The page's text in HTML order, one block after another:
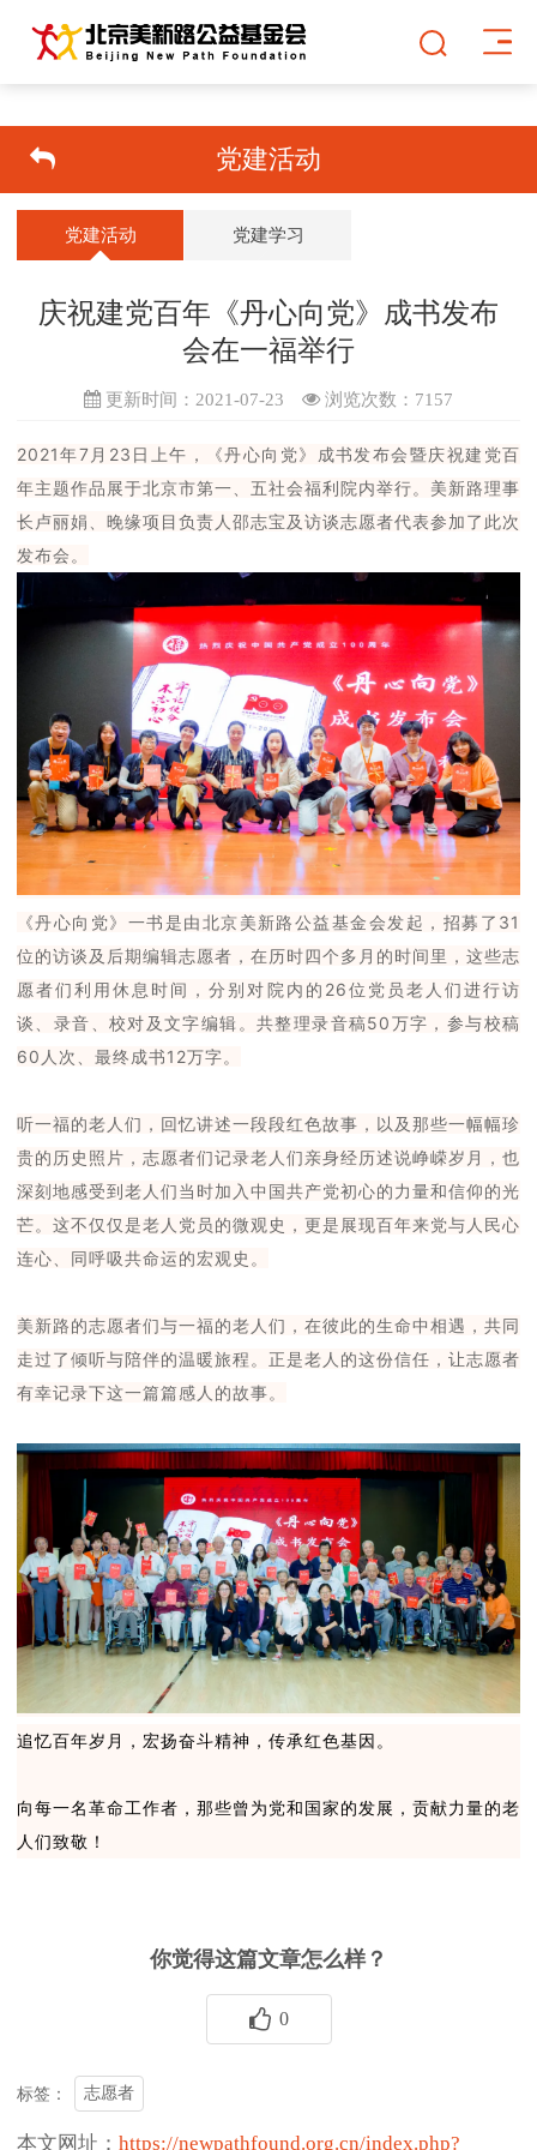
党建活动
党建活动 党建学习
庆祝建党百年《丹心向党》成书发布
会在一福举行
更新时间：2021-07-23 浏览次数： 7157
2021年7月23日上午，《丹心向党》成书发布会暨庆祝建党百
年主题作品展于北京市第一、五社会福利院内举行。美新路理事
长卢丽娟、晚缘项目负责人邵志宝及访谈志愿者代表参加了此次
发布会。
《丹心向党》一书是由北京美新路公益基金会发起，招募了31
位的访谈及后期编辑志愿者，在历时四个多月的时间里，这些志
愿者们利用休息时间，分别对院内的26位党员老人们进行访
谈、录音、校对及文字编辑。共整理录音稿50万字，参与校稿
60人次、最终成书12万字。
听一福的老人们，回忆讲述一段段红色故事，以及那些一幅幅珍
贵的历史照片，志愿者们记录老人们亲身经历述说峥嵘岁月，也
深刻地感受到老人们当时加入中国共产党初心的力量和信仰的光
芒。这不仅仅是老人党员的微观史，更是展现百年来党与人民心
连心、同呼吸共命运的宏观史。
美新路的志愿者们与一福的老人们，在彼此的生命中相遇，共同
走过了倾听与陪伴的温暖旅程。正是老人的这份信任，让志愿者
有幸记录下这一篇篇感人的故事。
追忆百年岁月，宏扬奋斗精神，传承红色基因。
向每一名革命工作者，那些曾为党和国家的发展，贡献力量的老
人们致敬！
你觉得这篇文章怎么样？
0
标签： 志愿者
本文网址： https://newpathfound.org.cn/index.php?